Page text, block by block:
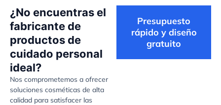
¿No encuentras el
fabricante de
productos de
cuidado personal
ideal?
Nos comprometemos a ofrecer
soluciones cosméticas de alta
calidad para satisfacer las
Presupuesto
rápido y diseño
gratuito